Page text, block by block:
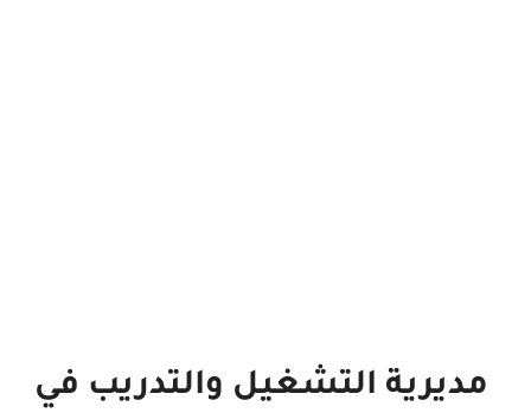
مديرية التشغيل والتدريب في